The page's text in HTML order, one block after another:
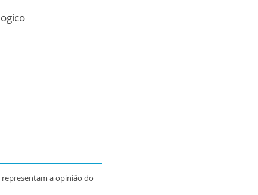
representam a opinião do